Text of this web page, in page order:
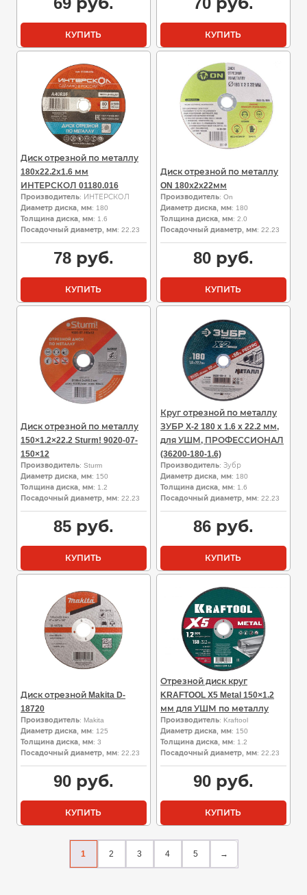
КУПИТЬ КУПИТЬ
Диск отрезной по металлу
180х22.2х1.6 мм
ИНТЕРСКОЛ 01180.016
Производитель: ИНТЕРСКОЛ
Диаметр диска, мм: 180
Толщина диска, мм: 1.6
Посадочный диаметр, мм: 22.23
78руб.
КУПИТЬ
Диск отрезной по металлу
ON 180х2х22мм
Производитель: On
Диаметр диска, мм: 180
Толщина диска, мм: 2.0
Посадочный диаметр, мм: 22.23
80руб.
КУПИТЬ
Диск отрезной по металлу
150×1.2×22.2 Sturm! 9020-07-
150×12
Производитель: Sturm
Диаметр диска, мм: 150
Толщина диска, мм: 1.2
Посадочный диаметр, мм: 22.23
85руб.
КУПИТЬ
Круг отрезной по металлу
ЗУБР X-2 180 x 1.6 x 22.2 мм,
для УШМ, ПРОФЕССИОНАЛ
(36200-180-1.6)
Производитель: Зубр
Диаметр диска, мм: 180
Толщина диска, мм: 1.6
Посадочный диаметр, мм: 22.23
86руб.
КУПИТЬ
Диск отрезной Makita D-
18720
Производитель: Makita
Диаметр диска, мм: 125
Толщина диска, мм: 3
Посадочный диаметр, мм: 22.23
90руб.
КУПИТЬ
Отрезной диск круг
KRAFTOOL X5 Metal 150×1.2
мм для УШМ по металлу
Производитель: Kraftool
Диаметр диска, мм: 150
Толщина диска, мм: 1.2
Посадочный диаметр, мм: 22.23
90руб.
КУПИТЬ
1 2 3 4 5 →